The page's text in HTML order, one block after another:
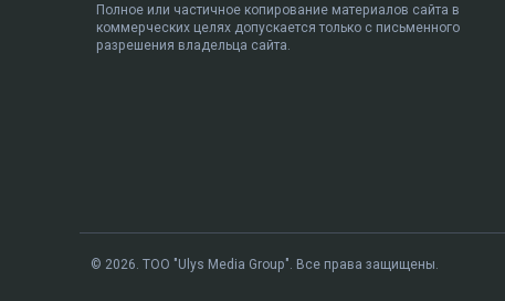
Полное или частичное копирование материалов сайта в
коммерческих целях допускается только с письменного
разрешения владельца сайта.
© 2026. ТОО "Ulys Media Group". Все права защищены.